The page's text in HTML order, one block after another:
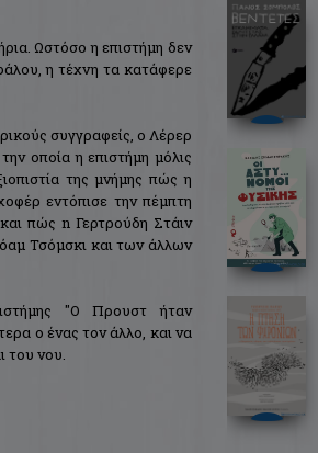
Ωστόσο η επιστήμη δεν
η τέχνη τα κατάφερε
συγγραφείς, ο Λέρερ
οποία η επιστήμη μόλις
της μνήμης πώς η
εντόπισε την πέμπτη
πώς n Γερτρούδη Στάιν
Τσόμσκι και των άλλων
"Ο Προυστ ήταν
ο ένας τον άλλο, και να
του νου.